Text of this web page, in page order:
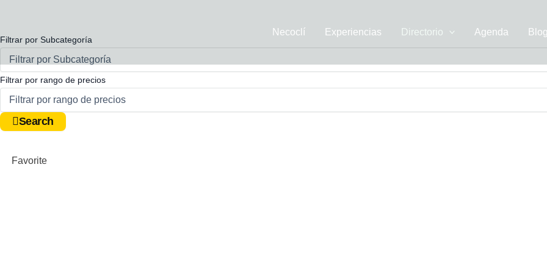
contenido
Necoclí Experiencias Directorio Agenda Blog
Espacio publicitario 1
Informacion de posibles prestadores o terceros que quieran pautar
Ver Más
Filtrar por Subcategoría
Filtrar por rango de precios
Search
Favorite